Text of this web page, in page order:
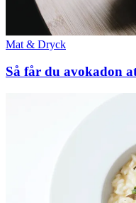
Mat & Dryck
Så får du avokadon